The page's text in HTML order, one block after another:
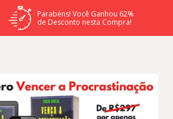
Parabéns! Você Ganhou 62%
de Desconto nesta Compra!